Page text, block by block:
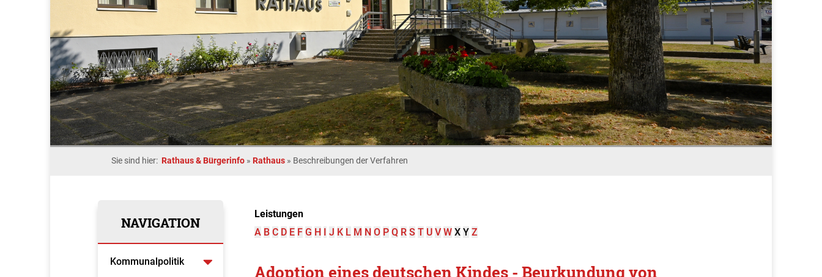
Sie sind hier: Rathaus & Bürgerinfo » Rathaus » Beschreibungen der Verfahren
NAVIGATION
Kommunalpolitik
Leistungen
A B C D E F G H I J K L M N O P Q R S T U V W X Y Z
Adoption eines deutschen Kindes - Beurkundung von